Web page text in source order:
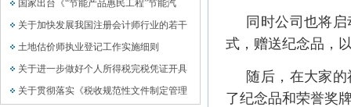
国家出台《“节能产品惠民工程”节能汽
关于加快发展我国注册会计师行业的若干
土地估价师执业登记工作实施细则
关于进一步做好个人所得税完税凭证开具
关于贯彻落实《税收规范性文件制定管理
同时公司也将启
式，赠送纪念品，
随后，在大家的
了纪念品和荣誉奖